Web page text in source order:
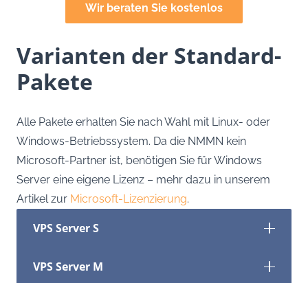
Wir beraten Sie kostenlos
Varianten der Standard-
Pakete
Alle Pakete erhalten Sie nach Wahl mit Linux- oder
Windows-Betriebssystem. Da die NMMN kein
Microsoft-Partner ist, benötigen Sie für Windows
Server eine eigene Lizenz – mehr dazu in unserem
Artikel zur Microsoft-Lizenzierung.
VPS Server S
VPS Server M